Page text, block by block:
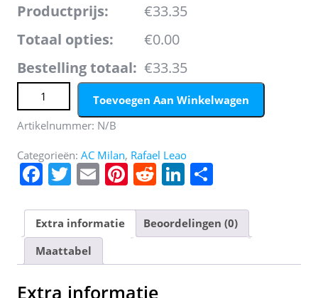
Productprijs:
€33.35
Totaal opties:
€0.00
Bestelling totaal: €33.35
Kids AC Milan Rafael Leao #17 Thuis tenue 2022-23 Korte
Mouw (+ Korte broeken) aantal
Toevoegen Aan Winkelwagen
Artikelnummer: N/B
Categorieën: AC Milan, Rafael Leao
F
c
e
b
o
T
itt
er
E
ai
l
Pi
er
e
st
R
d
di
t
Li
k
e
dI
e
n
Extra informatie
Beoordelingen (0)
Maattabel
Extra informatie